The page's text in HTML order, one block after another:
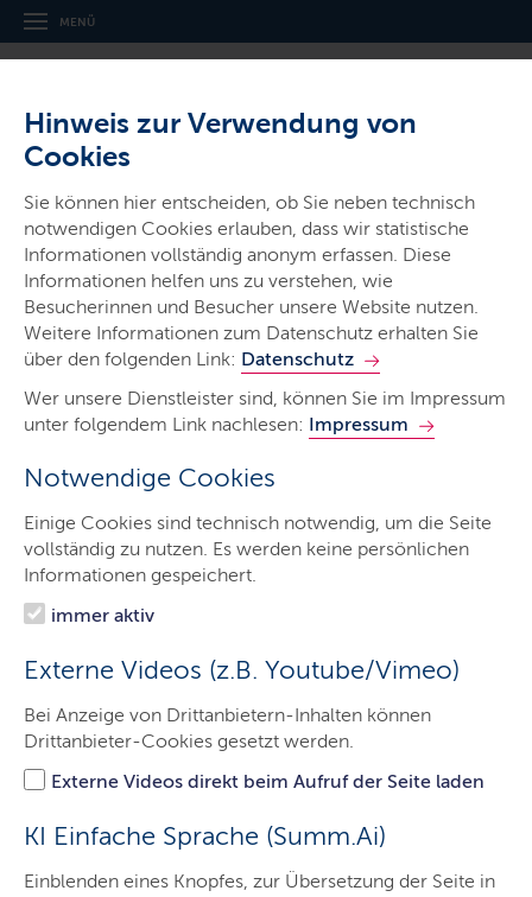
Hinweis zur Verwendung von
Cookies
Sie können hier entscheiden, ob Sie neben technisch
notwendigen Cookies erlauben, dass wir statistische
Informationen vollständig anonym erfassen. Diese
Informationen helfen uns zu verstehen, wie
Besucherinnen und Besucher unsere Website nutzen.
Weitere Informationen zum Datenschutz erhalten Sie
über den folgenden Link: Datenschutz
Wer unsere Dienstleister sind, können Sie im Impressum
unter folgendem Link nachlesen: Impressum
Notwendige Cookies
Einige Cookies sind technisch notwendig, um die Seite
vollständig zu nutzen. Es werden keine persönlichen
Informationen gespeichert.
immer aktiv
Externe Videos (z.B. Youtube/Vimeo)
Bei Anzeige von Drittanbietern-Inhalten können
Drittanbieter-Cookies gesetzt werden.
Externe Videos direkt beim Aufruf der Seite laden
KI Einfache Sprache (Summ.Ai)
Einblenden eines Knopfes, zur Übersetzung der Seite in
MENÜ
Ministerium für Energie­wende,
Klimaschutz, Umwelt und Natur
Ministerien & Behörden
Start
Minister
Ministerium
Themen
Presse
Service
Zur internationalen